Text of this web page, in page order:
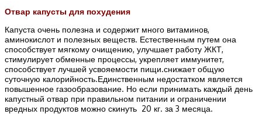
Отвар капусты для похудения
Капуста очень полезна и содержит много витаминов,
аминокислот и полезных веществ. Естественным путем она
способствует мягкому очищению, улучшает работу ЖКТ,
стимулирует обменные процессы, укрепляет иммунитет,
способствует лучшей усвояемости пищи.снижает общую
суточную калорийность.Единственным недостатком является
повышенное газообразование. Но если принимать каждый день
капустный отвар при правильном питании и ограничении
вредных продуктов можно скинуть 20 кг. за 3 месяца.